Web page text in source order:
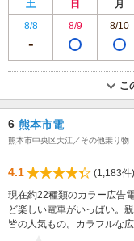
土 日 月
8/8
8/9 8/10
こ
6 熊本市電
熊本市中央区大江／その他乗り物
4.1
(1,183件)
現在約22種類のカラー広告
ど楽しい電車がいっぱい。
皆の人気もの。カラフルな広